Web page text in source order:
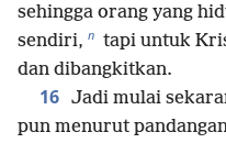
sehingga orang yang
sendiri, n tapi untuk
dan dibangkitkan.
16 Jadi mulai
pun menurut